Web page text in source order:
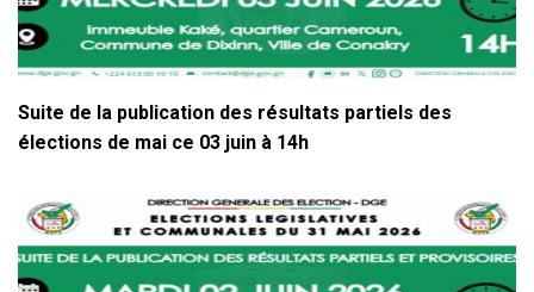
Suite de la publication des résultats partiels des
élections de mai ce 03 juin à 14h